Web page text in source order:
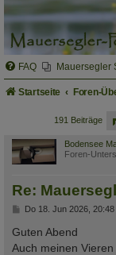
FAQ Mauersegler
Startseite Foren-
191 Beiträge
Bodensee
Foren-
Re:
B
i
t
r
Do 18. Jun 2026, 20:48
Guten Abend
Auch meinen Vieren